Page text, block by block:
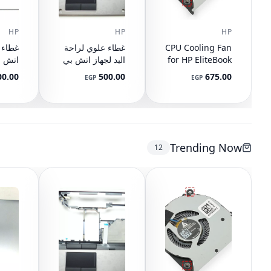
سلك
HP
CPU Cooling Fan
for HP EliteBook
745 G3 G4, 840
G3 G4, 848 G3
DC05V 0.50A
675.00
EGP
HP
غطاء علوي لراحة
اليد لجهاز اتش بي
مع تاتش باد
(مستعمل)
500.00
EGP
HP
BU
رقم
Trending Now
12